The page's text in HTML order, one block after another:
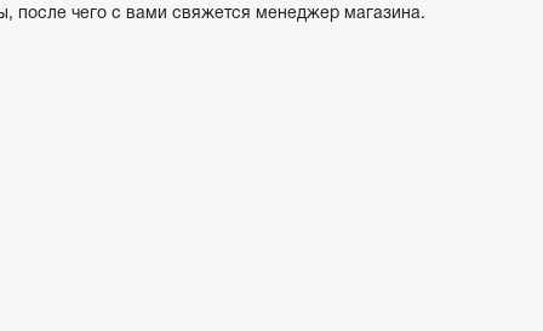
после чего с вами свяжется менеджер магазина.